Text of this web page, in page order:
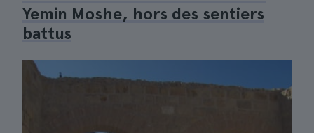
Yemin Moshe, hors des sentiers
battus